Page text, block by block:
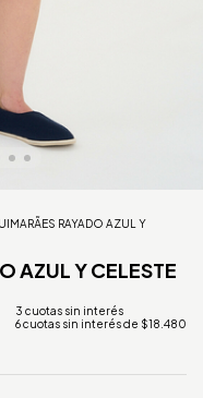
RAYADO AZUL Y
AZUL Y CELESTE
6cuotas sin interés de $18.480